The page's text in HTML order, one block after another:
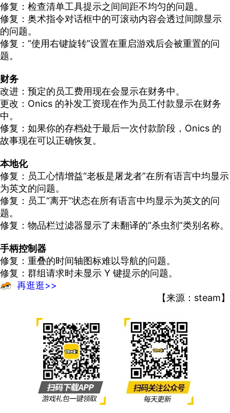
修复：检查清单工具提示之间间距不均匀的问题。
修复：奥术指令对话框中的可滚动内容会透过间隙显示
的问题。
修复：“使用右键旋转”设置在重启游戏后会被重置的问
题。
财务
改进：预定的员工费用现在会显示在财务中。
更改： Onics 的补发工资现在作为员工付款显示在财务
中。
修复： 如果你的存档处于最后一次付款阶段，Onics 的
故事现在可以正确恢复。
本地化
修复：员工心情增益“老板是屠龙者”在所有语言中均显示
为英文的问题。
修复：员工“离开”状态在所有语言中均显示为英文的问
题。
修复：物品栏过滤器显示了未翻译的“杀虫剂”类别名称。
手柄控制器
修复：重叠的时间轴图标难以导航的问题。
修复：群组请求时未显示 Y 键提示的问题。
再逛逛>>
【来源：steam】